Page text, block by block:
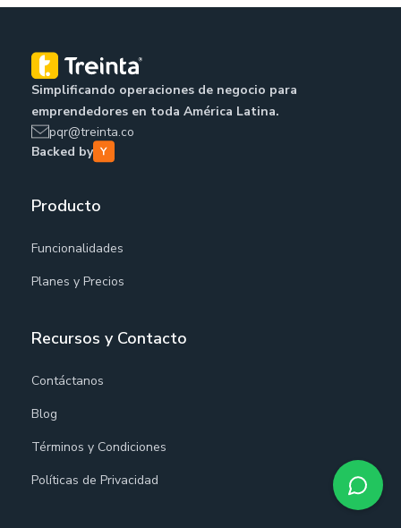
Simplificando operaciones de negocio para
emprendedores en toda América Latina.
pqr@treinta.co
Backed by
Producto
Funcionalidades
Planes y Precios
Recursos y Contacto
Contáctanos
Blog
Términos y Condiciones
Políticas de Privacidad